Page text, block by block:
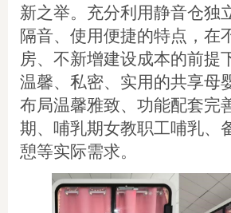
新之举。充分利用静音仓独
隔音、使用便捷的特点，在
房、不新增建设成本的前提
温馨、私密、实用的共享母
布局温馨雅致、功能配套完
期、哺乳期女教职工哺乳、
憩等实际需求。